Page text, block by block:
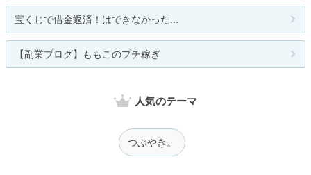
宝くじで借金返済！はできなかった...
【副業ブログ】ももこのプチ稼ぎ
人気のテーマ
つぶやき。